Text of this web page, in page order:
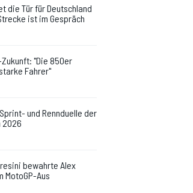
die Tür für Deutschland
ist im Gespräch
"Die 850er
Fahrer"
und Rennduelle der
2026
bewahrte Alex
MotoGP-Aus